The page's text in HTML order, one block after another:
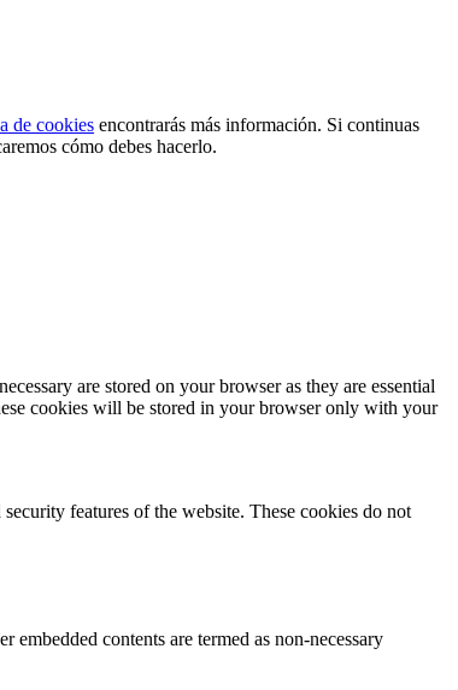
de cookies encontrarás más información. Si continuas
cómo debes hacerlo.
are stored on your browser as they are essential
cookies will be stored in your browser only with your
features of the website. These cookies do not
contents are termed as non-necessary